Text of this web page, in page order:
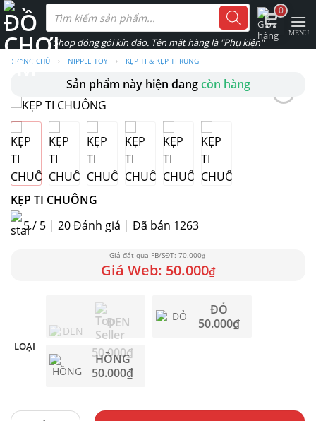
Skip
to
content
Tìm
kiếm
phẩm
TRANG CHỦ › NIPPLE TOY › KẸP TI & KẸP TI RUNG
Sản phẩm này hiện đangcòn hàng
KẸP TI CHUÔNG
5 / 5 | 20Đánh giá | Đã bán 1263
70.000₫
50.000₫
LOẠI
ĐEN
50.000₫
ĐỎ
50.000₫
HỒNG
50.000₫
0